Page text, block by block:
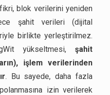
fikri, blok verilerini yeniden
şahit verileri (dijital
birlikte yerleştirilmez.
yükseltmesi, şahit
işlem verilerinden
. Bu sayede, daha fazla
izin verilerek